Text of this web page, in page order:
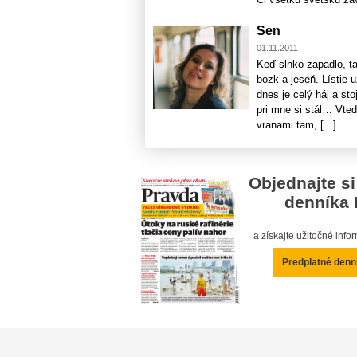
Sen
01.11.2011
Keď slnko zapadlo,
bozk a jeseň. Lístie
dnes je celý háj a
pri mne si stál…
vranami tam, [...]
Objednajte
denníka
a získajte užitočné
Predplatné